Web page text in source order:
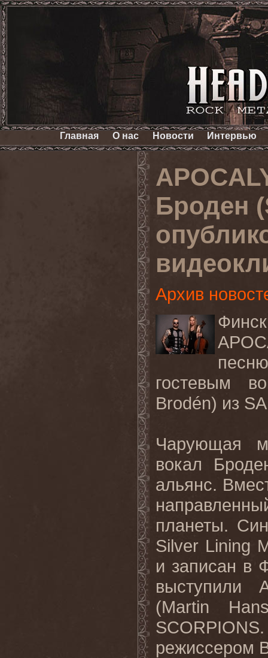
Главная О нас Новости Интервью
Броден
Архив
песню
гостевым
Brodén) из
Чарующая
вокал
альянс.
планеты.
Silver Lining
и записан в
выступили
(Martin
режиссером